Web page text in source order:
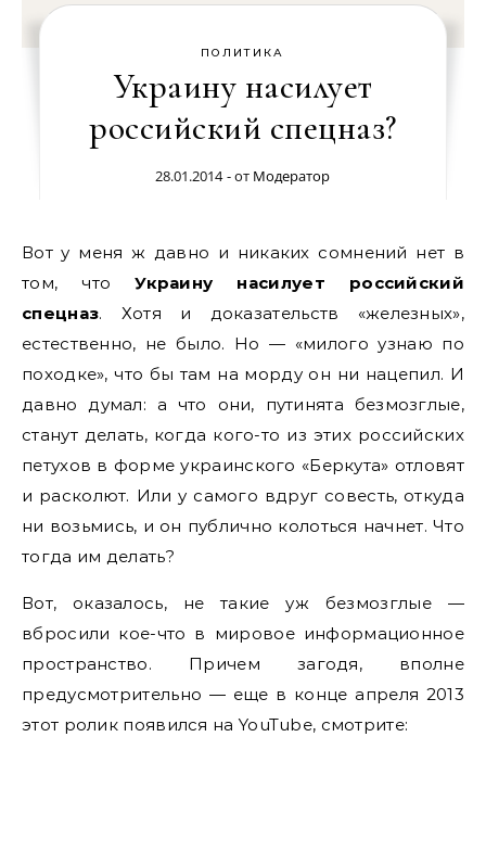
ПОЛИТИКА
Украину насилует
российский спецназ?
28.01.2014 - от Модератор
Вот у меня ж давно и никаких сомнений нет в
том, чтоУкраину насилует российский
спецназ. Хотя и доказательств «железных»,
естественно, не было. Но — «милого узнаю по
походке», что бы там на морду он ни нацепил. И
давно думал: а что они, путинята безмозглые,
станут делать, когда кого-то из этих российских
петухов в форме украинского «Беркута» отловят
и расколют. Или у самого вдруг совесть, откуда
ни возьмись, и он публично колоться начнет. Что
тогда им делать?
Вот, оказалось, не такие уж безмозглые —
вбросили кое-что в мировое информационное
пространство. Причем загодя, вполне
предусмотрительно — еще в конце апреля 2013
этот ролик появился на YouTube, смотрите: